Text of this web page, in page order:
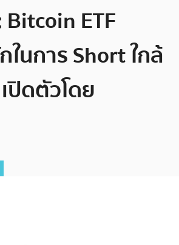
ETF
นการ Short ใกล้
ปิดตัวโดย